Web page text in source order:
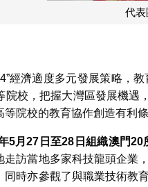
代表
經濟適度多元發展策略，
院校，把握大灣區發展機遇
院校的教育協作創造有利條
5月27 日至28 日組織澳門20
走訪當地多家科技龍頭企業
同時亦參觀了與職業技術教